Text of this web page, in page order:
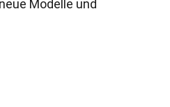
Modelle und